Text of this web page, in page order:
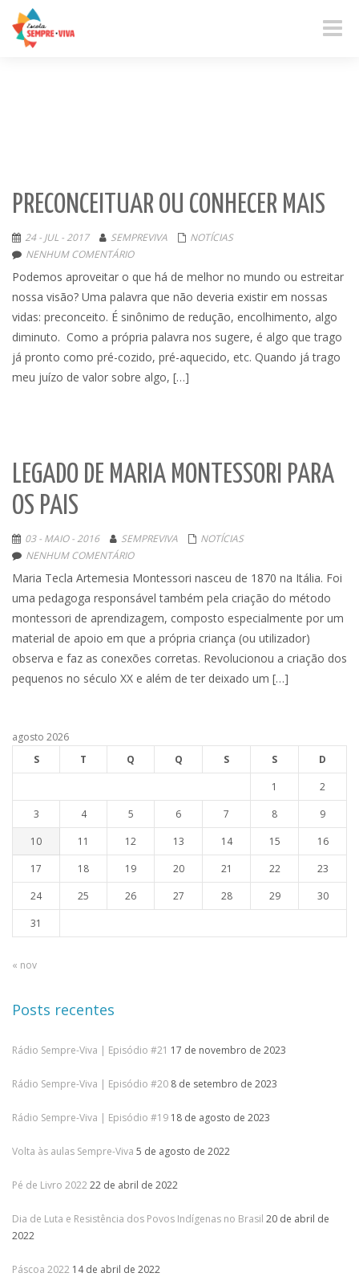
Toggle
PRECONCEITUAR OU CONHECER MAIS
24 - JUL - 2017 SEMPREVIVA
NOTÍCIAS
NENHUM COMENTÁRIO
Podemos aproveitar o que há de melhor no mundo ou estreitar
nossa visão? Uma palavra que não deveria existir em nossas
vidas: preconceito. É sinônimo de redução, encolhimento, algo
diminuto. Como a própria palavra nos sugere, é algo que trago
já pronto como pré-cozido, pré-aquecido, etc. Quando já trago
meu juízo de valor sobre algo, […]
LEGADO DE MARIA MONTESSORI PARA
OS PAIS
03 - MAIO - 2016 SEMPREVIVA
NOTÍCIAS
NENHUM COMENTÁRIO
Maria Tecla Artemesia Montessori nasceu de 1870 na Itália. Foi
uma pedagoga responsável também pela criação do método
montessori de aprendizagem, composto especialmente por um
material de apoio em que a própria criança (ou utilizador)
observa e faz as conexões corretas. Revolucionou a criação dos
pequenos no século XX e além de ter deixado um […]
agosto 2026
S
T Q Q S S
D
1
2
3
4 5 6 7 8
9
10
11 12 13 14 15
16
17
18 19 20 21 22
23
24
25 26 27 28 29
30
31
« nov
Posts recentes
Rádio Sempre-Viva | Episódio #21 17 de novembro de 2023
Rádio Sempre-Viva | Episódio #20 8 de setembro de 2023
Rádio Sempre-Viva | Episódio #19 18 de agosto de 2023
Volta às aulas Sempre-Viva 5 de agosto de 2022
Pé de Livro 2022 22 de abril de 2022
Dia de Luta e Resistência dos Povos Indígenas no Brasil 20 de abril de
2022
Páscoa 2022 14 de abril de 2022